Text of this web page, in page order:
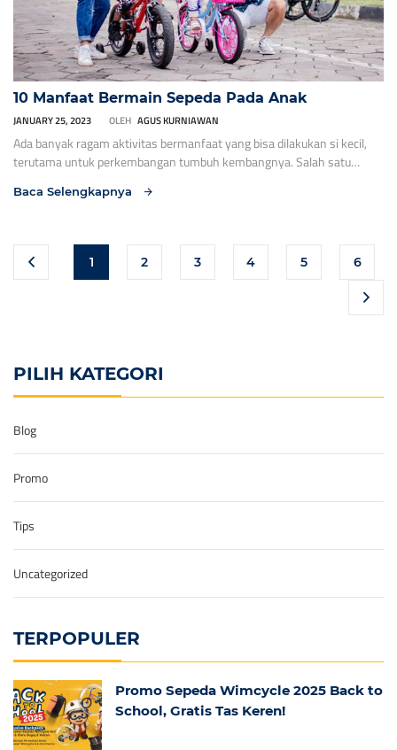
10 Manfaat Bermain Sepeda Pada Anak
JANUARY 25, 2023 OLEH AGUS KURNIAWAN
Ada banyak ragam aktivitas bermanfaat yang bisa dilakukan si kecil,
terutama untuk perkembangan tumbuh kembangnya. Salah satu
selain menyenangkan aktivitas bersepeda juga memiliki banyak
meningkatkan kesetabilan anak saat di […]
Baca Selengkapnya
1 2 3 4 5 6
PILIH KATEGORI
Blog
Promo
Tips
Uncategorized
TERPOPULER
Promo Sepeda Wimcycle 2025 Back to
School, Gratis Tas Keren!